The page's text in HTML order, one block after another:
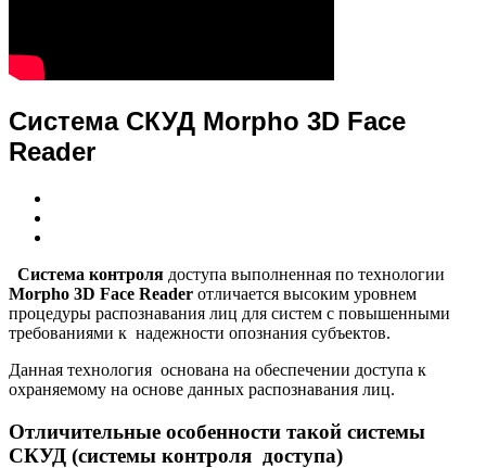
Система СКУД Morpho 3D Face
Reader
Система контроля доступа выполненная по технологии
Morpho 3D Face Reader отличается высоким уровнем
процедуры распознавания лиц для систем с повышенными
требованиями к надежности опознания субъектов.
Данная технология основана на обеспечении доступа к
охраняемому на основе данных распознавания лиц.
Отличительные особенности такой системы
СКУД (системы контроля доступа)